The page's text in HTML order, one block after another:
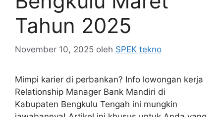
Tahun 2025
November 10, 2025 oleh SPEK tekno
Mimpi karier di perbankan? Info lowongan kerja
Relationship Manager Bank Mandiri di
Kabupaten Bengkulu Tengah ini mungkin